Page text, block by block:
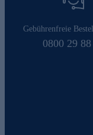
Gebührenfreie
0800 29